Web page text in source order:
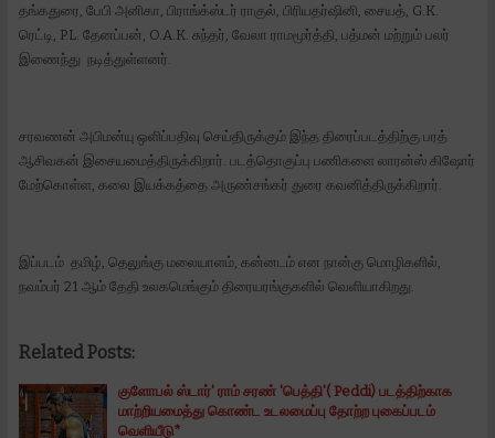
தங்கதுரை, பேபி அனிகா, பிராங்க்ஸ்டர் ராகுல், பிரியதர்ஷினி, சையத், G.K.
ரெட்டி, P.L. தேனப்பன், O.A.K. சுந்தர், வேலா ராமமூர்த்தி, பத்மன் மற்றும் பலர்
இணைந்து நடித்துள்ளனர்.
சரவணன் அபிமன்யு ஒளிப்பதிவு செய்திருக்கும் இந்த திரைப்படத்திற்கு பரத்
ஆசிவகன் இசையமைத்திருக்கிறார். படத்தொகுப்பு பணிகளை லாரன்ஸ் கிஷோர்
மேற்கொள்ள, கலை இயக்கத்தை அருண்சங்கர் துரை கவனித்திருக்கிறார்.
இப்படம் தமிழ், தெலுங்கு மலையாளம், கன்னடம் என நான்கு மொழிகளில்,
நவம்பர் 21 ஆம் தேதி உலகமெங்கும் திரையரங்குகளில் வெளியாகிறது.
Related Posts:
குளோபல் ஸ்டார்' ராம் சரண் 'பெத்தி'( Peddi) படத்திற்காக
மாற்றியமைத்து கொண்ட உடலமைப்பு தோற்ற புகைப்படம்
வெளியீடு*